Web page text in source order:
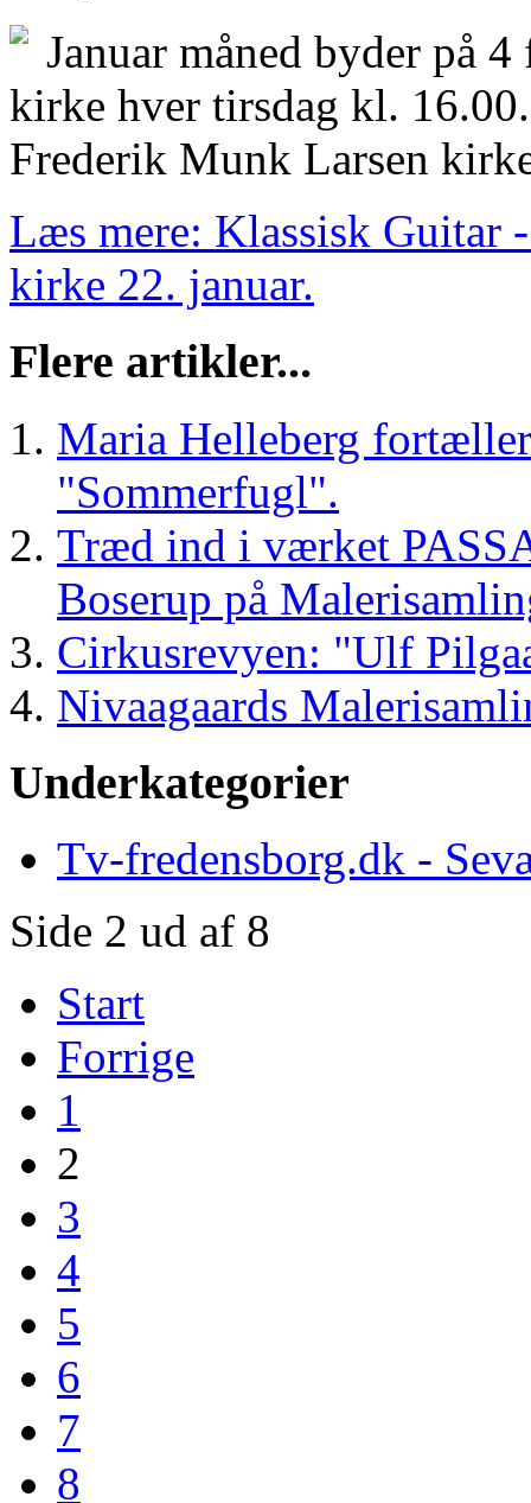
Januar måned byder på
kirke hver tirsdag kl.
Frederik Munk Larsen
Læs mere: Klassisk Guitar
kirke 22. januar.
Flere artikler...
Maria Helleberg
"Sommerfugl".
Træd ind i værket
Boserup på
Cirkusrevyen: "Ulf
Nivaagaards
Underkategorier
Tv-fredensborg.dk -
Side 2 ud af 8
Start
Forrige
1
2
3
4
5
6
7
8